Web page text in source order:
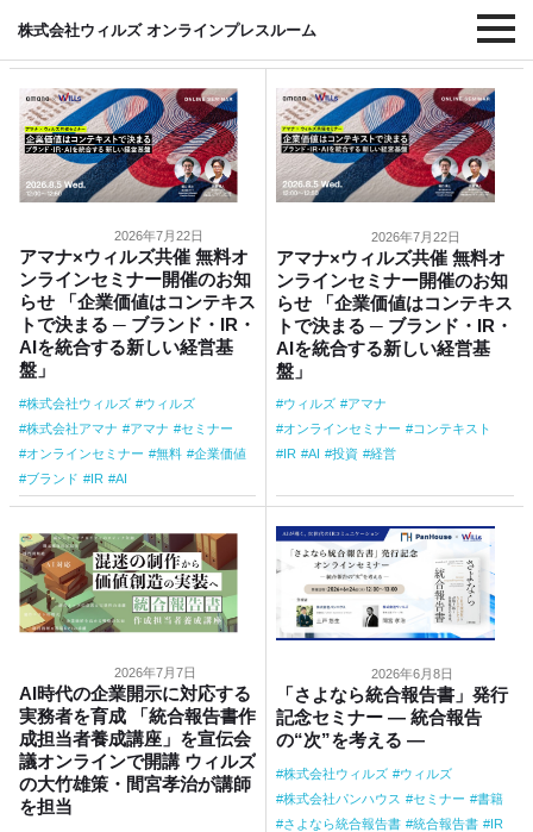
株式会社ウィルズ オンラインプレスルーム
#セミナー
2026年7月22日
アマナ×ウィルズ共催 無料オ
ンラインセミナー開催のお知
らせ 「企業価値はコンテキス
トで決まる ─ ブランド・IR・
AIを統合する新しい経営基
盤」
株式会社ウィルズ
ウィルズ
株式会社アマナ
アマナ
セミナー
オンラインセミナー
無料
企業価値
ブランド
IR AI
2026年7月22日
アマナ×ウィルズ共催 無料オ
ンラインセミナー開催のお知
らせ 「企業価値はコンテキス
トで決まる ─ ブランド・IR・
AIを統合する新しい経営基
盤」
ウィルズ
アマナ
オンラインセミナー
コンテキスト
IR
AI 投資 経営
2026年7月7日
AI時代の企業開示に対応する
実務者を育成 「統合報告書作
成担当者養成講座」を宣伝会
議オンラインで開講 ウィルズ
の大竹雄策・間宮孝治が講師
を担当
2026年6月8日
「さよなら統合報告書」発行
記念セミナー ― 統合報告
の“次”を考える ―
株式会社ウィルズ
ウィルズ
株式会社パンハウス
セミナー
書籍
さよなら統合報告書
統合報告書
IR